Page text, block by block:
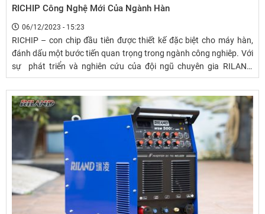
RICHIP Công Nghệ Mới Của Ngành Hàn
06/12/2023 - 15:23
RICHIP – con chip đầu tiên được thiết kế đặc biệt cho máy hàn,
đánh dấu một bước tiến quan trọng trong ngành công nghiêp. Với
sự phát triển và nghiên cứu của đội ngũ chuyên gia RILAND,
RICHIP không chỉ là một con chip thông thường, mà là một cách
mạng trong việc nâng cao hiệu suất và tiết kiệm năng lượng của
máy hàn.